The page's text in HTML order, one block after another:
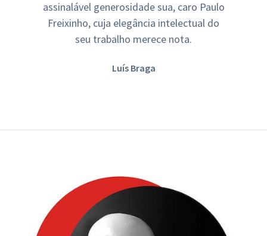
assinalável generosidade sua, caro Paulo
Freixinho, cuja elegância intelectual do
seu trabalho merece nota.
Luís Braga